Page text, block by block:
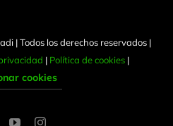
| Todos los derechos reservados |
| Política de cookies |
cookies